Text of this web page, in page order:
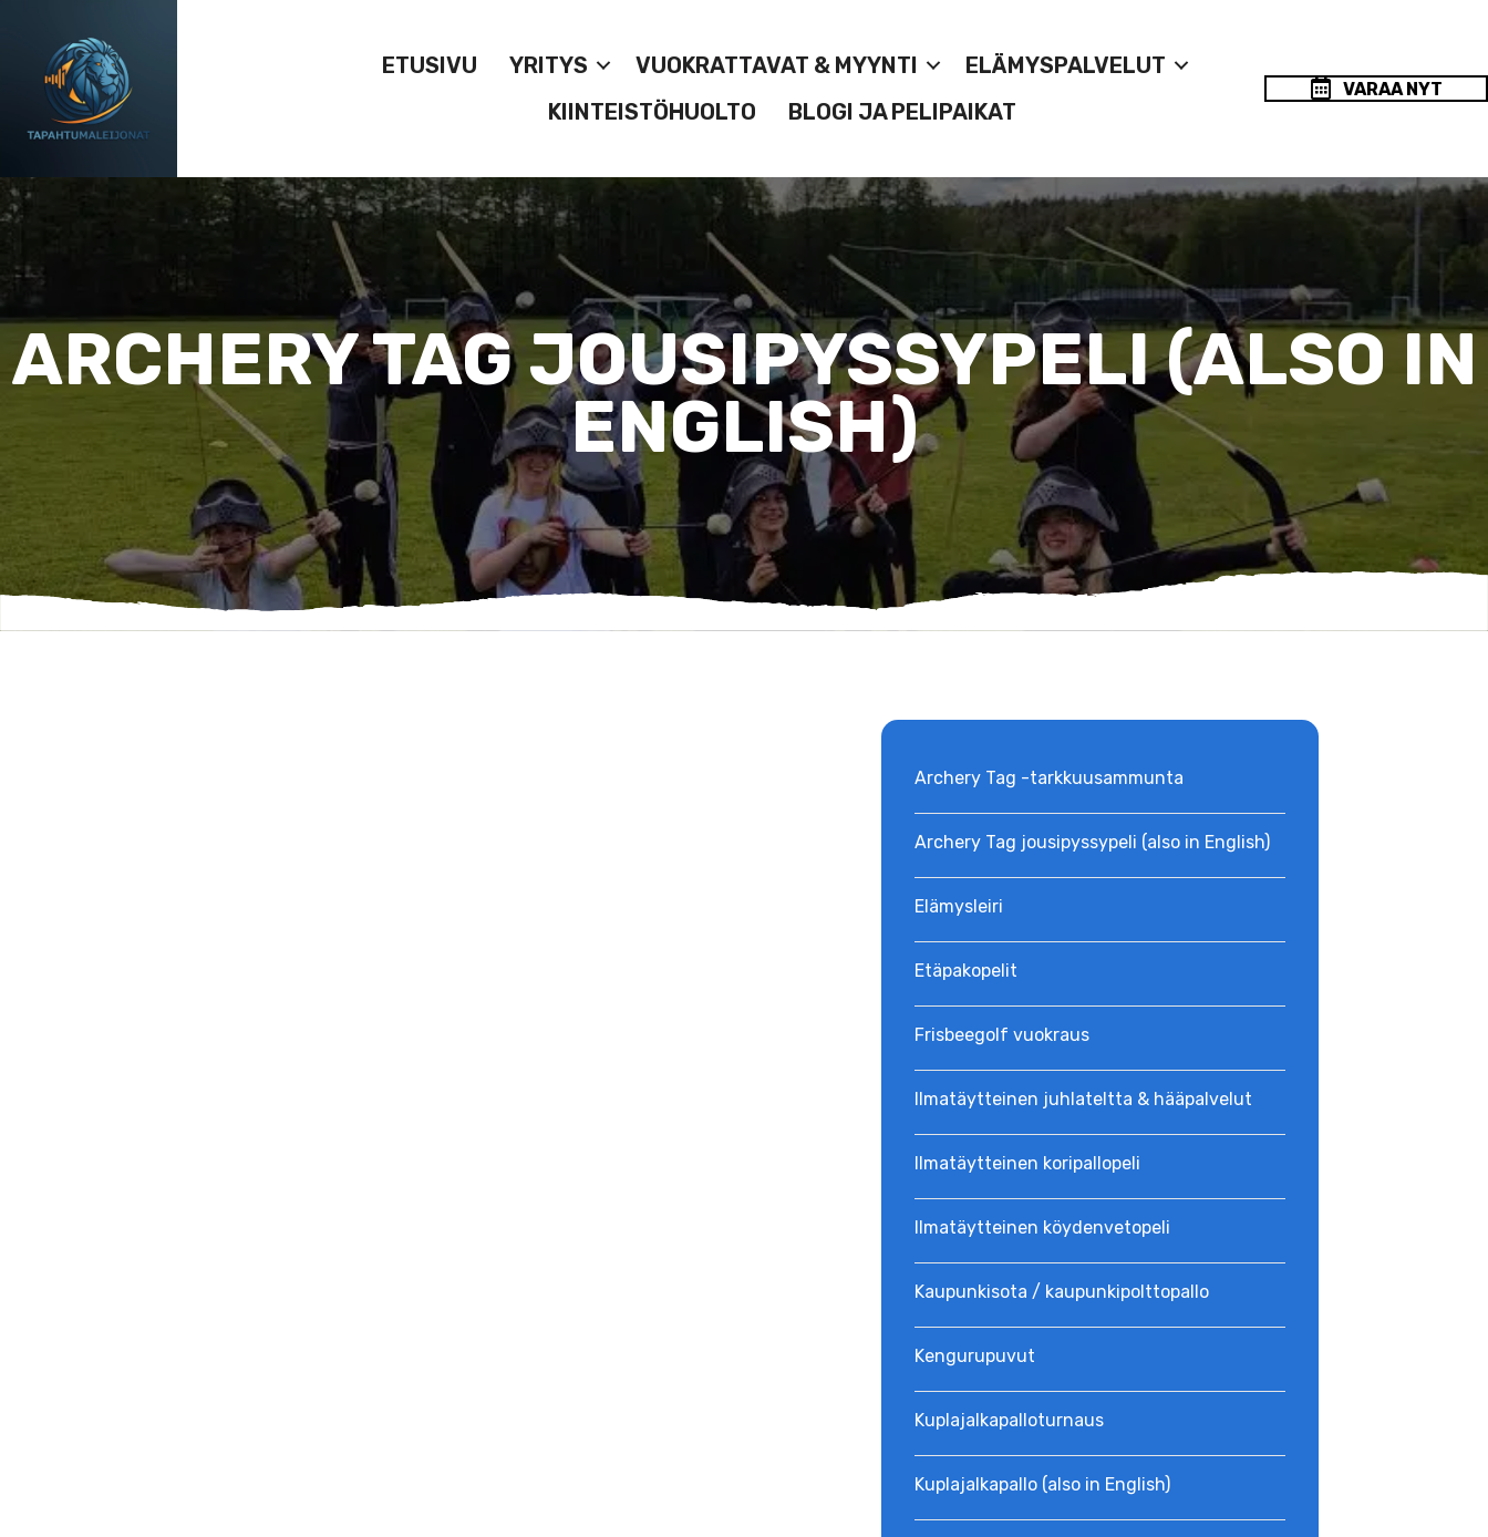
ETUSIVU YRITYS VUOKRATTAVAT & MYYNTI
ELÄMYSPALVELUT
KIINTEISTÖHUOLTO
BLOGI JA PELIPAIKAT
VARAA NYT
ARCHERY TAG JOUSIPYSSYPELI (ALSO IN
ENGLISH)
Archery Tag -tarkkuusammunta
Archery Tag jousipyssypeli (also in English)
Elämysleiri
Etäpakopelit
Frisbeegolf vuokraus
Ilmatäytteinen juhlateltta & hääpalvelut
Ilmatäytteinen koripallopeli
Ilmatäytteinen köydenvetopeli
Kaupunkisota / kaupunkipolttopallo
Kengurupuvut
Kuplajalka­palloturnaus
Kuplajalkapallo (also in English)